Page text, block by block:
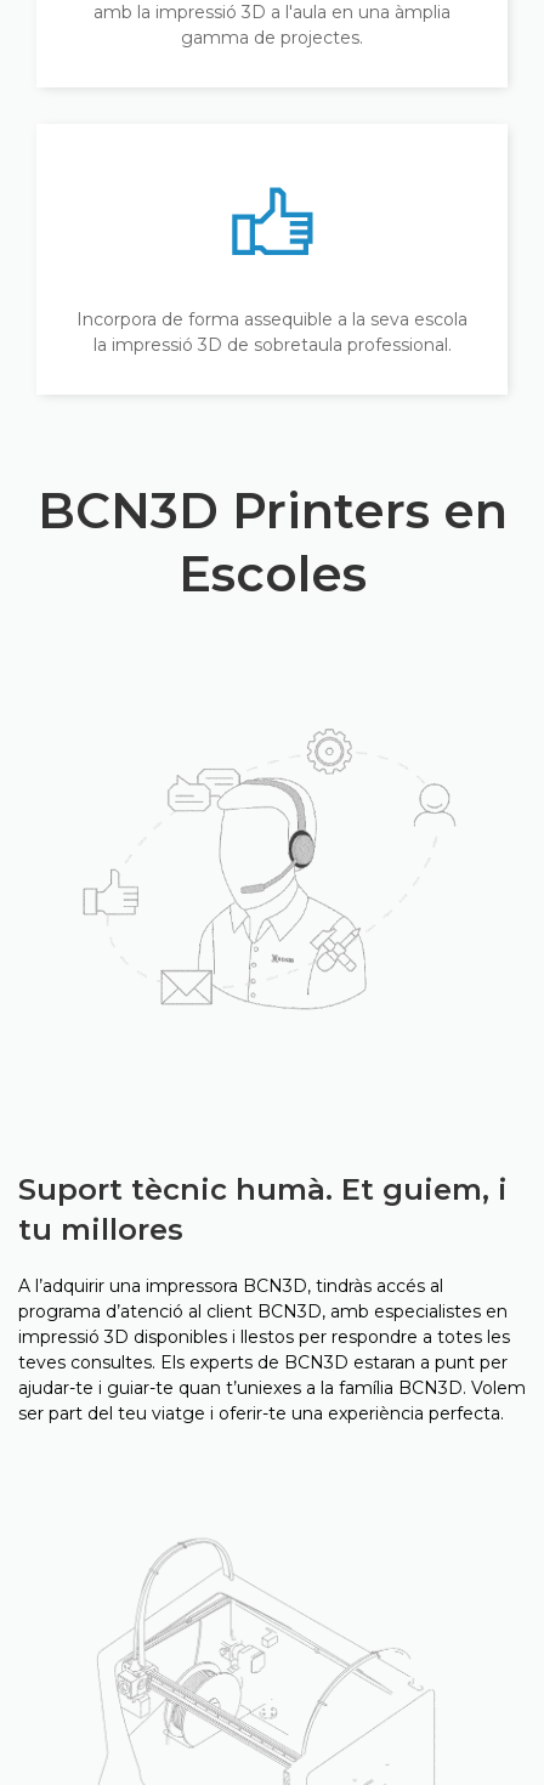
amb la impressió 3D a l'aula en una àmplia
gamma de projectes.
Incorpora de forma assequible a la seva escola
la impressió 3D de sobretaula professional.
BCN3D Printers en
Escoles
Suport tècnic humà. Et guiem, i
tu millores
A l’adquirir una impressora BCN3D, tindràs accés al
programa d’atenció al client BCN3D, amb especialistes en
impressió 3D disponibles i llestos per respondre a totes les
teves consultes. Els experts de BCN3D estaran a punt per
ajudar-te i guiar-te quan t’uniexes a la família BCN3D. Volem
ser part del teu viatge i oferir-te una experiència perfecta.